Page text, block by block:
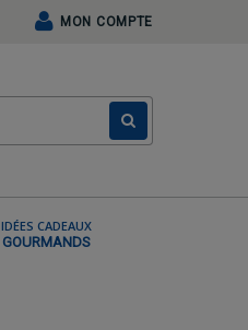
MON COMPTE
IDÉES CADEAUX
GOURMANDS